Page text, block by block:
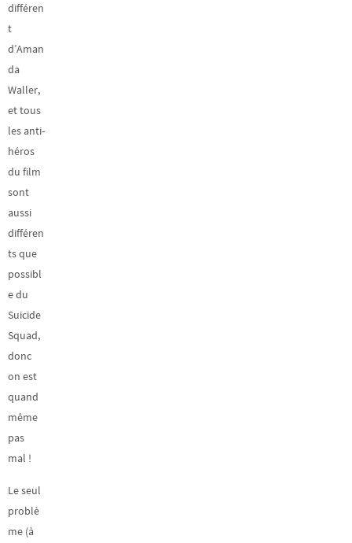
différen
t
d’Aman
da
Waller,
et tous
les anti-
héros
du film
sont
aussi
différen
ts que
possibl
e du
Suicide
Squad,
donc
on est
quand
même
pas
mal !
Le seul
problè
me (à